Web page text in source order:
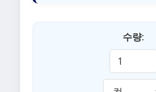
수량: